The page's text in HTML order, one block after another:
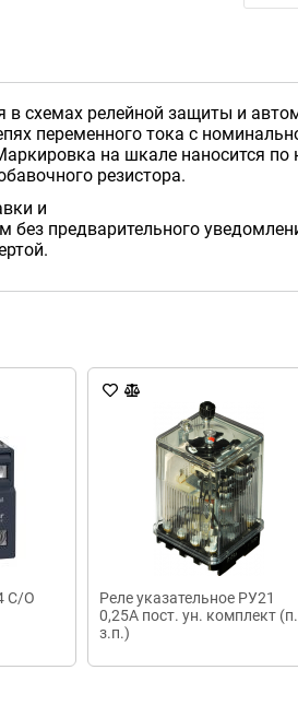
схемах релейной защиты и
переменного тока с
на шкале наносится
резистора.
и
предварительного
С/О
Реле указательное РУ21
0,25А пост. ун. комплект
з.п.)